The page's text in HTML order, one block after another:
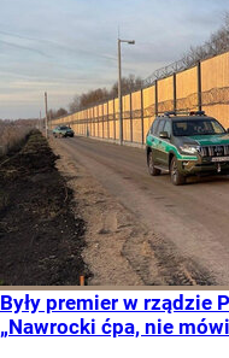
Były premier w rządzie
„Nawrocki ćpa, nie